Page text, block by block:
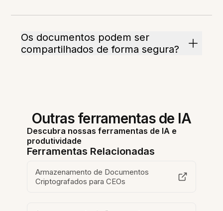
Os documentos podem ser
compartilhados de forma segura?
Outras ferramentas de IA
Descubra nossas ferramentas de IA e
produtividade
Ferramentas Relacionadas
Armazenamento de Documentos
Criptografados para CEOs